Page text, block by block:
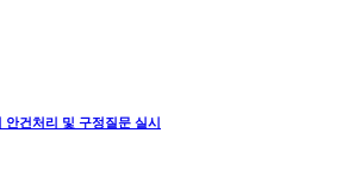
안건처리 및 구정질문 실시